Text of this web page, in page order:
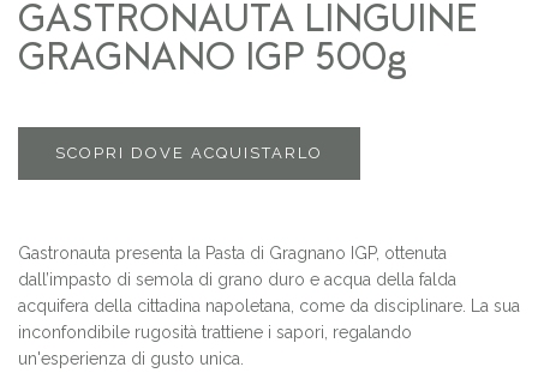
GASTRONAUTA LINGUINE
GRAGNANO IGP 500g
SCOPRI DOVE ACQUISTARLO
Gastronauta presenta la Pasta di Gragnano IGP, ottenuta
dall’impasto di semola di grano duro e acqua della falda
acquifera della cittadina napoletana, come da disciplinare. La sua
inconfondibile rugosità trattiene i sapori, regalando
un'esperienza di gusto unica.